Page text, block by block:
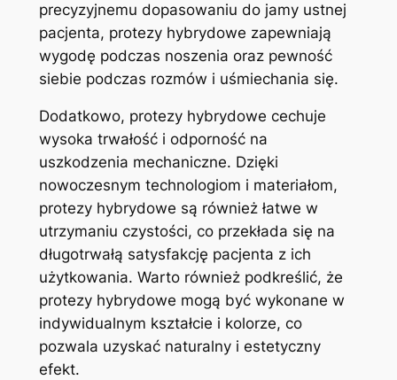
precyzyjnemu dopasowaniu do jamy ustnej
pacjenta, protezy hybrydowe zapewniają
wygodę podczas noszenia oraz pewność
siebie podczas rozmów i​ uśmiechania się.
Dodatkowo, ​protezy hybrydowe cechuje
wysoka trwałość i ​odporność na
uszkodzenia ‌mechaniczne. Dzięki
nowoczesnym technologiom i materiałom,
protezy ‍hybrydowe są również łatwe ⁤w
utrzymaniu czystości, co ⁤przekłada się na
długotrwałą satysfakcję ​pacjenta z⁣ ich
użytkowania. Warto również podkreślić, że
protezy hybrydowe mogą być wykonane w
indywidualnym kształcie⁢ i ⁣kolorze, co
pozwala uzyskać naturalny ⁤i estetyczny
efekt.